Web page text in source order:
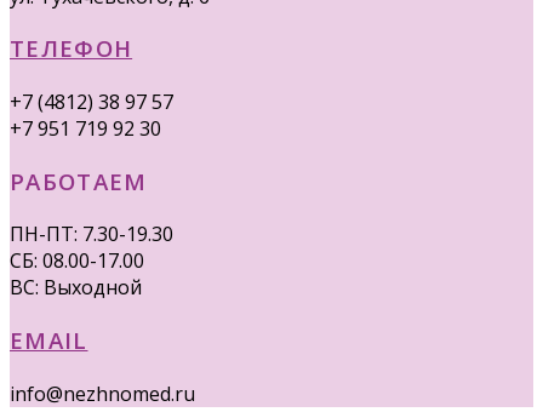
ТЕЛЕФОН
+7 (4812) 38 97 57
+7 951 719 92 30
РАБОТАЕМ
ПН-ПТ: 7.30-19.30
СБ: 08.00-17.00
ВС: Выходной
EMAIL
info@nezhnomed.ru